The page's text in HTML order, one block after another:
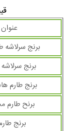
عنوان
برنج
برنج
برنج طارم
برنح طارم
برنج